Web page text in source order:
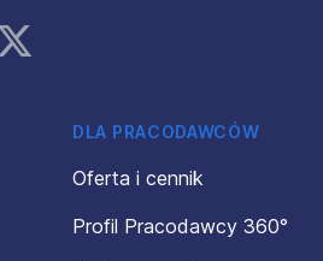
Instagram
DLA PRACODAWCÓW
Oferta i cennik
Profil Pracodawcy 360°